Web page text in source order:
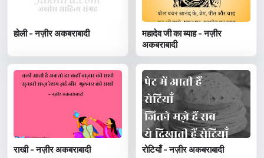
होली - नज़ीर अकबराबादी
महादेव जी का ब्याह - नज़ीर
अकबराबादी
राखी - नज़ीर अकबराबादी रोटियाँ - नज़ीर अकबराबादी